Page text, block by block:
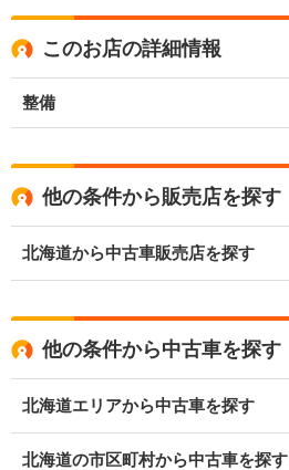
このお店の詳細情報
整備
他の条件から販売店を探す
北海道から中古車販売店を探す
他の条件から中古車を探す
北海道エリアから中古車を探す
北海道の市区町村から中古車を探す